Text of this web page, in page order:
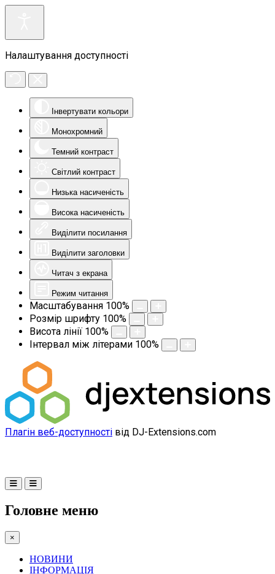
Налаштування доступності
Інвертувати кольори
Монохромний
Темний контраст
Світлий контраст
Низька насиченість
Висока насиченість
Виділити посилання
Виділити заголовки
Читач з екрана
Режим читання
Масштабування 100%
Розмір шрифту 100%
Висота лінії 100%
Інтервал між літерами 100%
Плагін веб-доступності від DJ-Extensions.com
Головне меню
×
НОВИНИ
ІНФОРМАЦІЯ